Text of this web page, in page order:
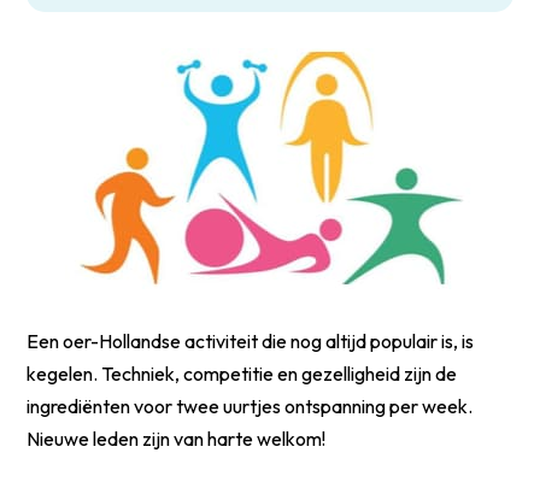
Een oer-Hollandse activiteit die nog altijd populair is, is
kegelen. Techniek, competitie en gezelligheid zijn de
ingrediënten voor twee uurtjes ontspanning per week.
Nieuwe leden zijn van harte welkom!